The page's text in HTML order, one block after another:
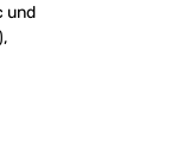
und